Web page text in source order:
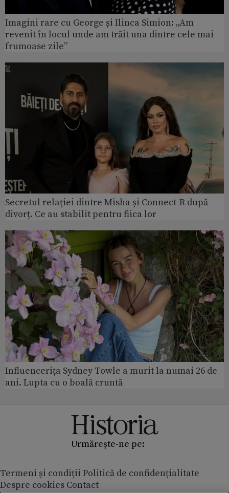
Imagini rare cu George și Ilinca Simion: „Am
revenit în locul unde am trăit una dintre cele mai
frumoase zile”
Secretul relației dintre Misha și Connect-R după
divorț. Ce au stabilit pentru fiica lor
Influencerița Sydney Towle a murit la numai 26 de
ani. Lupta cu o boală cruntă
Urmărește-ne pe:
Termeni și condiții Politică de confidențialitate
Despre cookies Contact